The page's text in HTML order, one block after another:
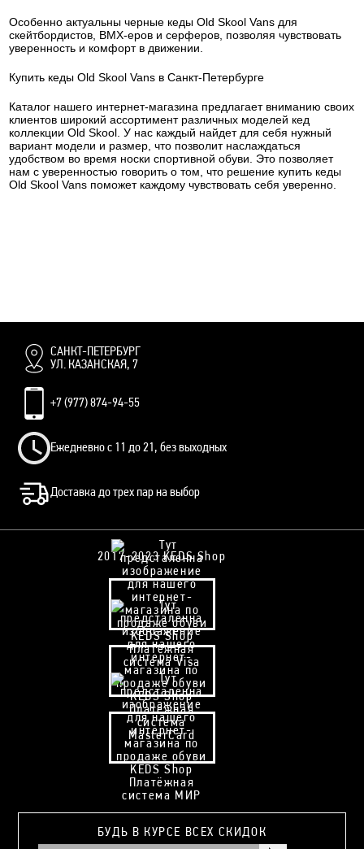
Особенно актуальны черные кеды Old Skool Vans для
скейтбордистов, BMX-еров и серферов, позволяя чувствовать
уверенность и комфорт в движении.
Купить кеды Old Skool Vans в Санкт-Петербурге
Каталог нашего интернет-магазина предлагает вниманию своих
клиентов широкий ассортимент различных моделей кед
коллекции Old Skool. У нас каждый найдет для себя нужный
вариант модели и размер, что позволит наслаждаться
удобством во время носки спортивной обуви. Это позволяет
нам с уверенностью говорить о том, что решение купить кеды
Old Skool Vans поможет каждому чувствовать себя уверенно.
САНКТ-ПЕТЕРБУРГ
УЛ. КАЗАНСКАЯ, 7
+7 (977) 874-94-55
Ежедневно с 11 до 21, без выходных
Доставка до трех пар на выбор
2017-2023 KEDS Shop
БУДЬ В КУРСЕ ВСЕХ СКИДОК